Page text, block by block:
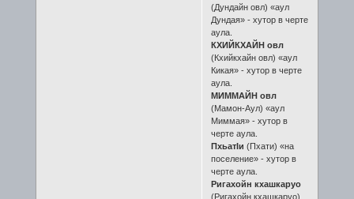
(Дундайн овл) «аул
Дундая» - хутор в черте
аула.
КХИЙКХАЙН овл
(Кхийкхайн овл) «аул
Кикая» - хутор в черте
аула.
МИММАЙН овл
(Мамон-Аул) «аул
Миммая» - хутор в
черте аула.
ПхьатIи (Пхати) «на
поселение» - хутор в
черте аула.
Ригахойн кхашкаруо
(Ригахойн кхашкаруо)